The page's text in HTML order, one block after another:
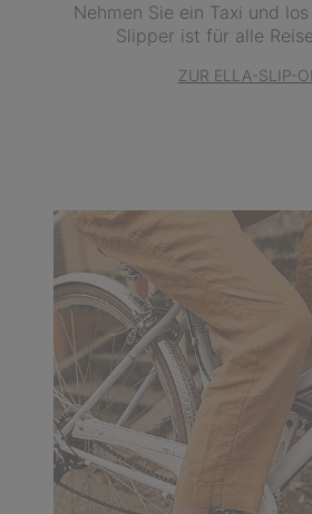
Nehmen Sie ein Taxi und
Slipper ist für alle
ZUR ELLA-SLIP-